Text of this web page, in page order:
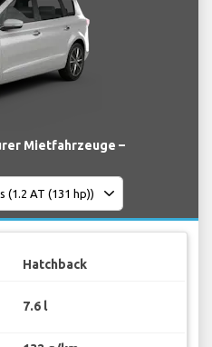
Mietfahrzeuge –
Hatchback
7.6 l